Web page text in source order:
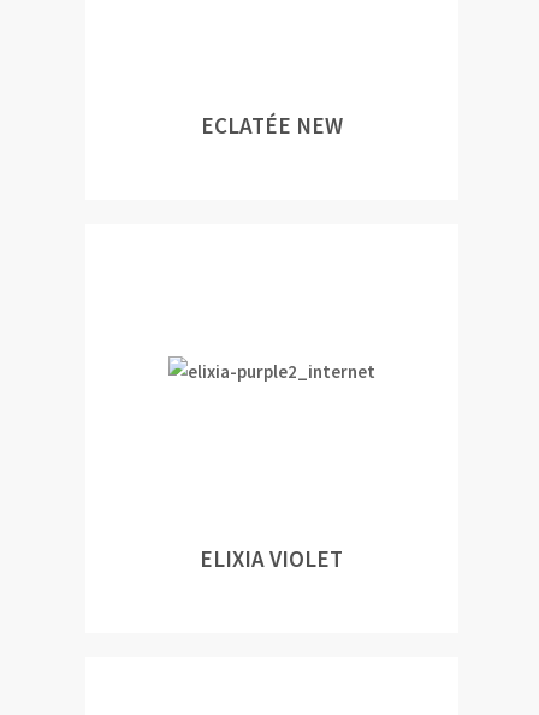
ECLATÉE NEW
ELIXIA VIOLET